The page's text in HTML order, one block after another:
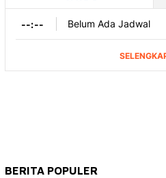
BERITA POPULER